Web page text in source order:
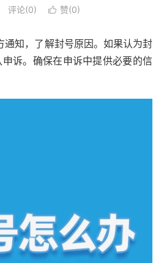
评论(0)  赞(0)
知，了解封号原因。如果认为封
诉。确保在申诉中提供必要的信